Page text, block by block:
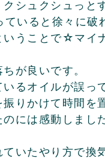
シュクシュっ
いると徐々に
うことで☆マイ
が良いです。
るオイルが誤
りかけて時間
には感動しまし
いたやり方で